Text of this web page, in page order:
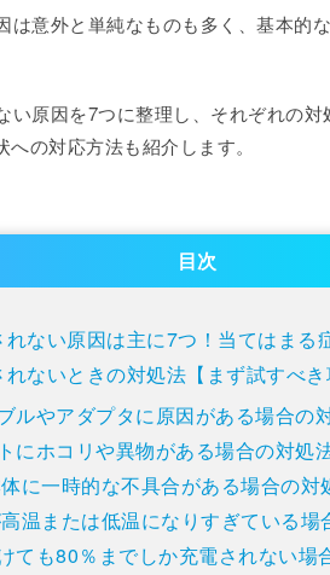
は意外と単純なものも多く、基本的
い原因を7つに整理し、それぞれの
の対応方法も紹介します。
目次
ない原因は主に7つ！当てはまる
ないときの対処法【まず試すべき
ルやアダプタに原因がある場合の
にホコリや異物がある場合の対処
に一時的な不具合がある場合の対
温または低温になりすぎている場
ても80％までしか充電されない場